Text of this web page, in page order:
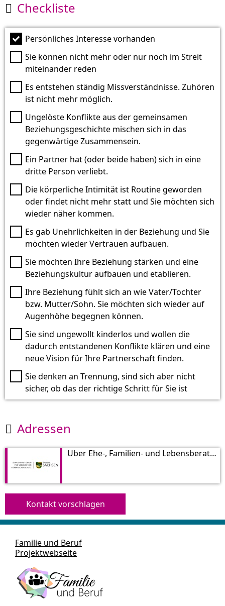
 Checkliste
Persönliches Interesse vorhanden
Sie können nicht mehr oder nur noch im Streit
miteinander reden
Es entstehen ständig Missverständnisse. Zuhören
ist nicht mehr möglich.
Ungelöste Konflikte aus der gemeinsamen
Beziehungsgeschichte mischen sich in das
gegenwärtige Zusammensein.
Ein Partner hat (oder beide haben) sich in eine
dritte Person verliebt.
Die körperliche Intimität ist Routine geworden
oder findet nicht mehr statt und Sie möchten sich
wieder näher kommen.
Es gab Unehrlichkeiten in der Beziehung und Sie
möchten wieder Vertrauen aufbauen.
Sie möchten Ihre Beziehung stärken und eine
Beziehungskultur aufbauen und etablieren.
Ihre Beziehung fühlt sich an wie Vater/Tochter
bzw. Mutter/Sohn. Sie möchten sich wieder auf
Augenhöhe begegnen können.
Sie sind ungewollt kinderlos und wollen die
dadurch entstandenen Konflikte klären und eine
neue Vision für Ihre Partnerschaft finden.
Sie denken an Trennung, sind sich aber nicht
sicher, ob das der richtige Schritt für Sie ist
 Adressen
Über Ehe-, Familien- und Lebensberatung vom Sächsischen Staatsministerium für Soziales
Kontakt vorschlagen
Familie und Beruf
Projektwebseite